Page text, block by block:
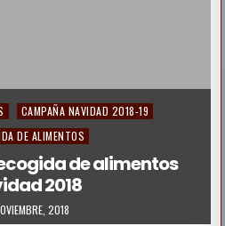
CAMPAÑA NAVIDAD 2018-19
DE ALIMENTOS
de alimentos
2018
2018